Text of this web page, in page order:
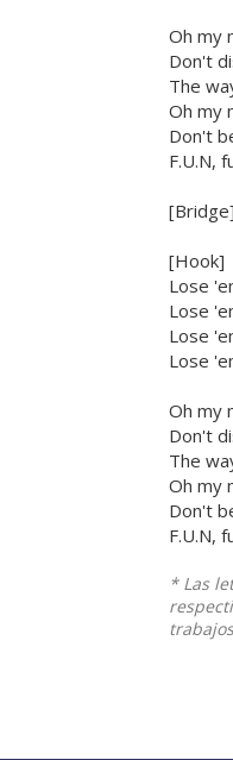
Oh my
Don't
The
Oh my
Don't
F.U.N,
[Bridge]
[Hook]
Lose
Lose
Lose
Lose
Oh my
Don't
The
Oh my
Don't
F.U.N,
* Las